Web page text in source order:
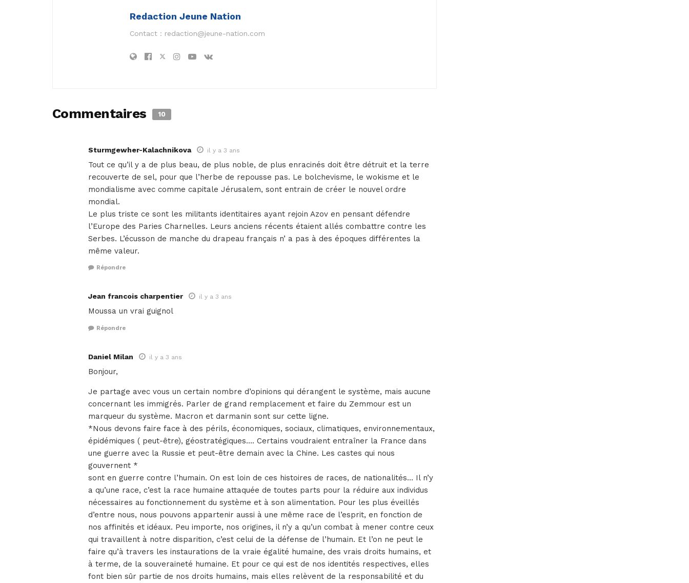
Redaction Jeune Nation
Contact : redaction@jeune-nation.com
Commentaires 10
Sturmgewher-Kalachnikova il y a 3 ans
Tout ce qu’il y a de plus beau, de plus noble, de plus enracinés doit être détruit et la terre
recouverte de sel, pour que l’herbe de repousse pas. Le bolchevisme, le wokisme et le
mondialisme avec comme capitale Jérusalem, sont entrain de créer le nouvel ordre
mondial.
Le plus triste ce sont les militants identitaires ayant rejoin Azov en pensant défendre
l’Europe des Paries Charnelles. Leurs anciens récents étaient allés combattre contre les
Serbes. L’écusson de manche du drapeau français n’ a pas à des époques différentes la
même valeur.
Répondre
Jean francois charpentier il y a 3 ans
Moussa un vrai guignol
Répondre
Daniel Milan il y a 3 ans
Bonjour,
Je partage avec vous un certain nombre d’opinions qui dérangent le système, mais aucune
concernant les immigrés. Parler de grand remplacement et faire du Zemmour est un
marqueur du système. Macron et darmanin sont sur cette ligne.
*Nous devons faire face à des périls, économiques, sociaux, climatiques, environnementaux,
épidémiques ( peut-être), géostratégiques…. Certains voudraient entraîner la France dans
une guerre avec la Russie et peut-être demain avec la Chine. Les castes qui nous
gouvernent *
sont en guerre contre l’humain. On est loin de ces histoires de races, de nationalités… Il n’y
a qu’une race, c’est la race humaine attaquée de toutes parts pour la réduire aux individus
nécessaires au fonctionnement du système et à son alimentation. Pour les plus éveillés
d’entre nous, nous pouvons appartenir aussi à une même race de l’esprit, en fonction de
nos affinités et idéaux. Peu importe, nos origines, il n’y a qu’un combat à mener contre ceux
qui travaillent à notre disparition, c’est celui de la défense de l’humain. Et l’on ne peut le
faire qu’à travers les instaurations de la vraie égalité humaine, des vrais droits humains, et
à terme, de la souveraineté humaine. Et pour ce qui est de nos identités respectives, elles
font bien sûr partie de nos droits humains, mais elles relèvent de la responsabilité et du